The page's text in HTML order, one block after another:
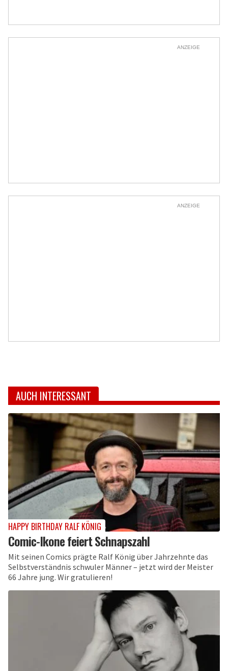
ANZEIGE
ANZEIGE
AUCH INTERESSANT
HAPPY BIRTHDAY RALF KÖNIG
Comic-Ikone feiert Schnapszahl
Mit seinen Comics prägte Ralf König über Jahrzehnte das
Selbstverständnis schwuler Männer – jetzt wird der Meister
66 Jahre jung. Wir gratulieren!